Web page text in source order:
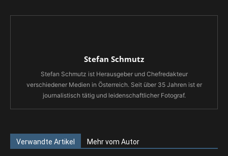
Stefan Schmutz
Stefan Schmutz ist Herausgeber und Chefredakteur
verschiedener Medien in Österreich. Seit über 35 Jahren ist er
journalistisch tätig und leidenschaftlicher Fotograf.
Verwandte Artikel Mehr vom Autor